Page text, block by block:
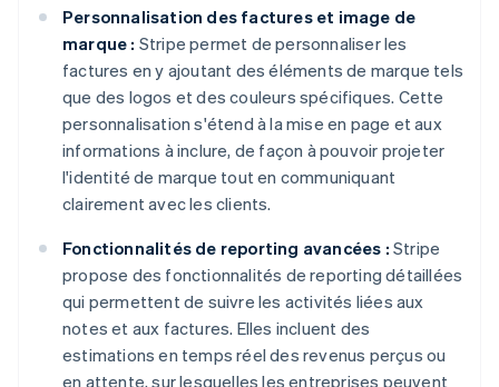
Personnalisation des factures et image de
marque : Stripe permet de personnaliser les
factures en y ajoutant des éléments de marque tels
que des logos et des couleurs spécifiques. Cette
personnalisation s'étend à la mise en page et aux
informations à inclure, de façon à pouvoir projeter
l'identité de marque tout en communiquant
clairement avec les clients.
Fonctionnalités de reporting avancées : Stripe
propose des fonctionnalités de reporting détaillées
qui permettent de suivre les activités liées aux
notes et aux factures. Elles incluent des
estimations en temps réel des revenus perçus ou
en attente, sur lesquelles les entreprises peuvent